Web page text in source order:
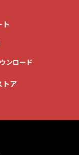
ト
ンロード
トア